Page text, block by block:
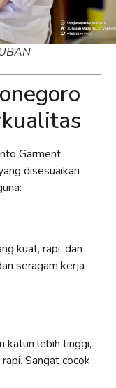
Garment
disesuaikan
kuat, rapi, dan
seragam kerja
katun lebih tinggi,
Sangat cocok